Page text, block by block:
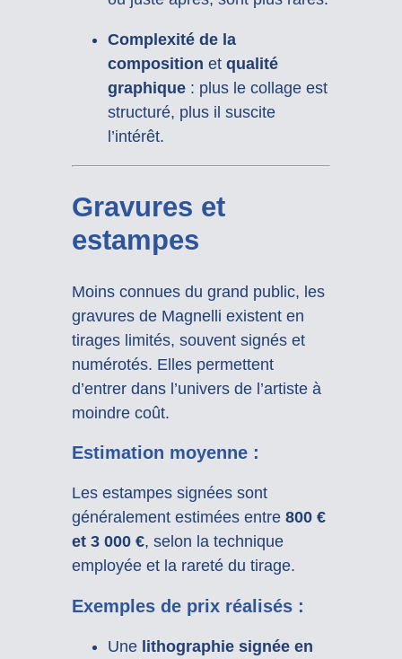
Complexité de la
composition et qualité
graphique: plus le collage est
structuré, plus il suscite
l’intérêt.
Gravures et
estampes
Moins connues du grand public, les
gravures de Magnelli existent en
tirages limités, souvent signés et
numérotés. Elles permettent
d’entrer dans l’univers de l’artiste à
moindre coût.
Estimation moyenne :
Les estampes signées sont
généralement estimées entre 800 €
et 3 000 €, selon la technique
employée et la rareté du tirage.
Exemples de prix réalisés :
Une lithographie signée en